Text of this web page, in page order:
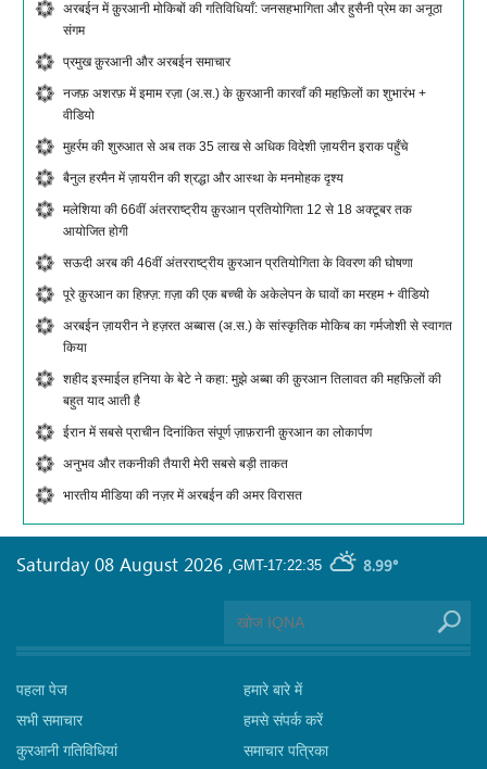
अरबईन में क़ुरआनी मोकिबों की गतिविधियाँ: जनसहभागिता और हुसैनी प्रेम का अनूठा
संगम
प्रमुख क़ुरआनी और अरबईन समाचार
नजफ़ अशरफ़ में इमाम रज़ा (अ.स.) के क़ुरआनी कारवाँ की महफ़िलों का शुभारंभ +
वीडियो
मुहर्रम की शुरुआत से अब तक 35 लाख से अधिक विदेशी ज़ायरीन इराक पहुँचे
बैनुल हरमैन में ज़ायरीन की श्रद्धा और आस्था के मनमोहक दृश्य
मलेशिया की 66वीं अंतरराष्ट्रीय क़ुरआन प्रतियोगिता 12 से 18 अक्टूबर तक
आयोजित होगी
सऊदी अरब की 46वीं अंतरराष्ट्रीय क़ुरआन प्रतियोगिता के विवरण की घोषणा
पूरे क़ुरआन का हिफ़्ज़: ग़ज़ा की एक बच्ची के अकेलेपन के घावों का मरहम + वीडियो
अरबईन ज़ायरीन ने हज़रत अब्बास (अ.स.) के सांस्कृतिक मोकिब का गर्मजोशी से स्वागत
किया
शहीद इस्माईल हनिया के बेटे ने कहा: मुझे अब्बा की क़ुरआन तिलावत की महफ़िलों की
बहुत याद आती है
ईरान में सबसे प्राचीन दिनांकित संपूर्ण ज़ाफ़रानी क़ुरआन का लोकार्पण
अनुभव और तकनीकी तैयारी मेरी सबसे बड़ी ताकत
भारतीय मीडिया की नज़र में अरबईन की अमर विरासत
GMT-17:22:35 8.99°
Saturday 08 August 2026 ,
पहला पेज
सभी समाचार
कुरआनी गतिविधियां
हमारे बारे में
हमसे संपर्क करें
समाचार पत्रिका